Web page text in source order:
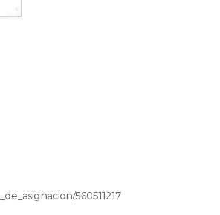
560511217